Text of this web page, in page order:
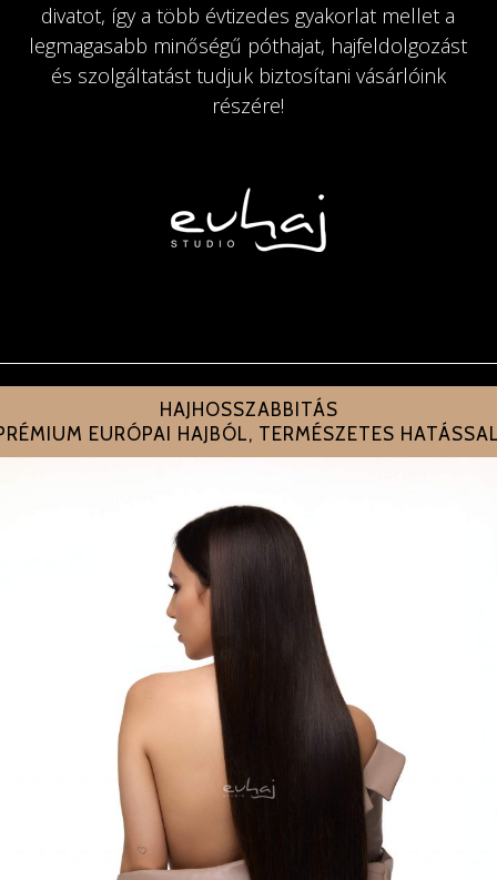
divatot, így a több évtizedes gyakorlat mellet a
legmagasabb minőségű póthajat, hajfeldolgozást
és szolgáltatást tudjuk biztosítani vásárlóink
részére!
HAJHOSSZABBITÁS
EURÓPAI HAJBÓL, TERMÉSZETES